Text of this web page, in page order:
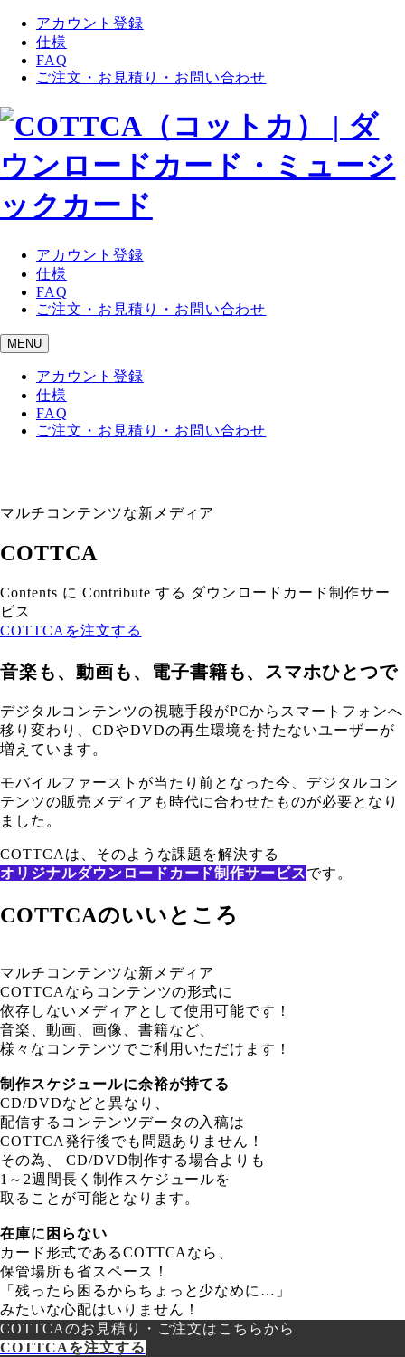
アカウント登録
仕様
FAQ
ご注文・お見積り・お問い合わせ
アカウント登録
仕様
FAQ
ご注文・お見積り・お問い合わせ
MENU
アカウント登録
仕様
FAQ
ご注文・お見積り・お問い合わせ
マルチコンテンツな新メディア
COTTCA
Contents に Contribute する ダウンロードカード制作サー
ビス
COTTCAを注文する
音楽も、動画も、電子書籍も、スマホひとつで
デジタルコンテンツの視聴手段がPCからスマートフォンへ
移り変わり、CDやDVDの再生環境を持たないユーザーが
増えています。
モバイルファーストが当たり前となった今、デジタルコン
テンツの販売メディアも時代に合わせたものが必要となり
ました。
COTTCAは、そのような課題を解決する
オリジナルダウンロードカード制作サービスです。
COTTCAのいいところ
マルチコンテンツな新メディア
COTTCAならコンテンツの形式に
依存しないメディアとして使用可能です！
音楽、動画、画像、書籍など、
様々なコンテンツでご利用いただけます！
制作スケジュールに余裕が持てる
CD/DVDなどと異なり、
配信するコンテンツデータの入稿は
COTTCA発行後でも問題ありません！
その為、 CD/DVD制作する場合よりも
1～2週間長く制作スケジュールを
取ることが可能となります。
在庫に困らない
カード形式であるCOTTCAなら、
保管場所も省スペース！
「残ったら困るからちょっと少なめに…」
みたいな心配はいりません！
COTTCAのお見積り・ご注文はこちらから
COTTCAを注文する